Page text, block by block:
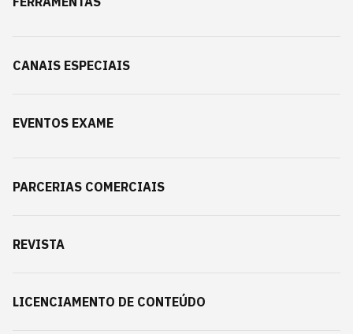
CANAIS ESPECIAIS
EVENTOS EXAME
PARCERIAS COMERCIAIS
REVISTA
LICENCIAMENTO DE CONTEÚDO